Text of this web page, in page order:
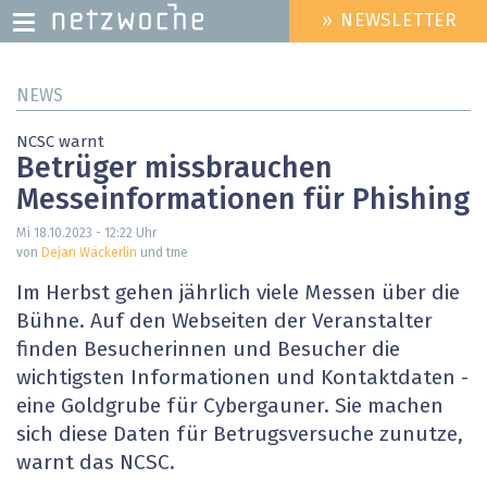
zum
HEADER
MENU
» NEWSLETTER
NEWS
NCSC warnt
Betrüger missbrauchen
Messeinformationen für Phishing
Mi 18.10.2023 - 12:22 Uhr
von Dejan Wäckerlin und tme
Im Herbst gehen jährlich viele Messen über die
Bühne. Auf den Webseiten der Veranstalter
finden Besucherinnen und Besucher die
wichtigsten Informationen und Kontaktdaten -
eine Goldgrube für Cybergauner. Sie machen
sich diese Daten für Betrugsversuche zunutze,
warnt das NCSC.